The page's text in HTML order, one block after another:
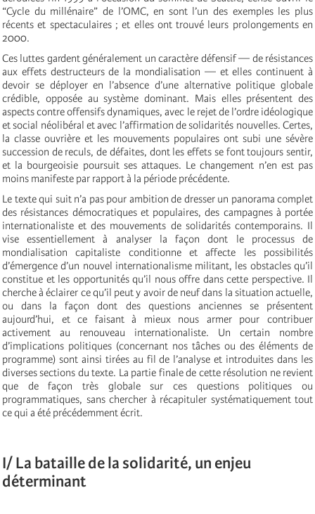
“Cycle du millénaire” de l’OMC, en sont l’un des exemples les plus
récents et spectaculaires ; et elles ont trouvé leurs prolongements en
2000.
Ces luttes gardent généralement un caractère défensif — de résistances
aux effets destructeurs de la mondialisation — et elles continuent à
devoir se déployer en l’absence d’une alternative politique globale
crédible, opposée au système dominant. Mais elles présentent des
aspects contre offensifs dynamiques, avec le rejet de l’ordre idéologique
et social néolibéral et avec l’affirmation de solidarités nouvelles. Certes,
la classe ouvrière et les mouvements populaires ont subi une sévère
succession de reculs, de défaites, dont les effets se font toujours sentir,
et la bourgeoisie poursuit ses attaques. Le changement n’en est pas
moins manifeste par rapport à la période précédente.
Le texte qui suit n’a pas pour ambition de dresser un panorama complet
des résistances démocratiques et populaires, des campagnes à portée
internationaliste et des mouvements de solidarités contemporains. Il
vise essentiellement à analyser la façon dont le processus de
mondialisation capitaliste conditionne et affecte les possibilités
d’émergence d’un nouvel internationalisme militant, les obstacles qu’il
constitue et les opportunités qu’il nous offre dans cette perspective. Il
cherche à éclairer ce qu’il peut y avoir de neuf dans la situation actuelle,
ou dans la façon dont des questions anciennes se présentent
aujourd’hui, et ce faisant à mieux nous armer pour contribuer
activement au renouveau internationaliste. Un certain nombre
d’implications politiques (concernant nos tâches ou des éléments de
programme) sont ainsi tirées au fil de l’analyse et introduites dans les
diverses sections du texte. La partie finale de cette résolution ne revient
que de façon très globale sur ces questions politiques ou
programmatiques, sans chercher à récapituler systématiquement tout
ce qui a été précédemment écrit.
I/ La bataille de la solidarité, un enjeu
déterminant